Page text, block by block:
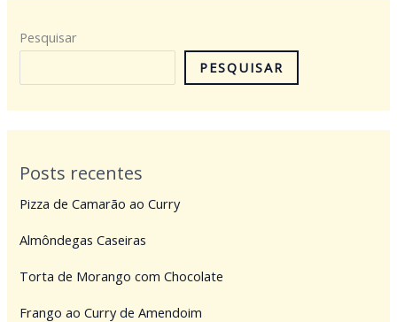
Pesquisar
PESQUISAR
Posts recentes
Pizza de Camarão ao Curry
Almôndegas Caseiras
Torta de Morango com Chocolate
Frango ao Curry de Amendoim